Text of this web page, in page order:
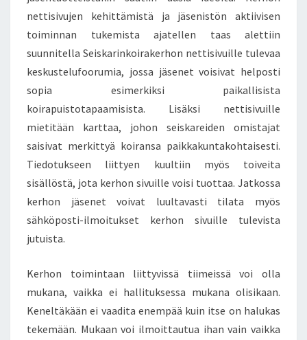
nettisivujen kehittämistä ja jäsenistön aktiivisen
toiminnan tukemista ajatellen taas alettiin
suunnitella Seiskarinkoirakerhon nettisivuille tulevaa
keskustelufoorumia, jossa jäsenet voisivat helposti
sopia esimerkiksi paikallisista
koirapuistotapaamisista. Lisäksi nettisivuille
mietitään karttaa, johon seiskareiden omistajat
saisivat merkittyä koiransa paikkakuntakohtaisesti.
Tiedotukseen liittyen kuultiin myös toiveita
sisällöstä, jota kerhon sivuille voisi tuottaa. Jatkossa
kerhon jäsenet voivat luultavasti tilata myös
sähköposti-ilmoitukset kerhon sivuille tulevista
jutuista.
Kerhon toimintaan liittyvissä tiimeissä voi olla
mukana, vaikka ei hallituksessa mukana olisikaan.
Keneltäkään ei vaadita enempää kuin itse on halukas
tekemään. Mukaan voi ilmoittautua ihan vain vaikka